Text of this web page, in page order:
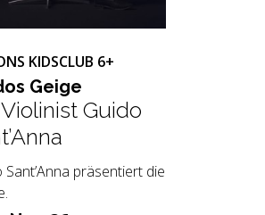
KIDSCLUB 6+
Geige
Guido
Sant’Anna präsentiert die